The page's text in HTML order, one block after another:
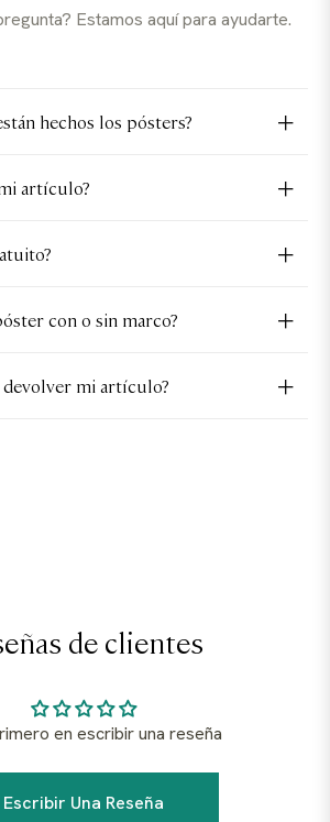
Estamos aquí para ayudarte.
hechos los pósters?
artículo?
con o sin marco?
devolver mi artículo?
de clientes
en escribir una reseña
Escribir Una Reseña